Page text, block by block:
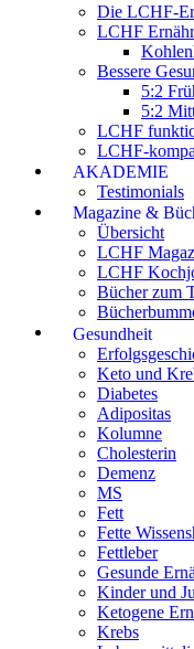
Die LCHF-
LCHF
Bessere
5:2
5:2
LCHF
LCHF-
AKADEMIE
Testimonials
Magazine &
Übersicht
LCHF
LCHF
Bücher zum
Gesundheit
Keto und
Diabetes
Adipositas
Kolumne
Cholesterin
Demenz
MS
Fett
Fette
Fettleber
Gesunde
Kinder und
Ketogene
Krebs